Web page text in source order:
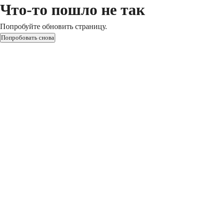
Что-то пошло не так
Попробуйте обновить страницу.
Попробовать снова